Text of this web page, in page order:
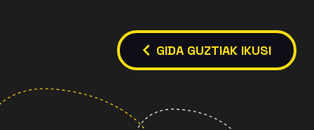
GIDA GUZTIAK IKUSI